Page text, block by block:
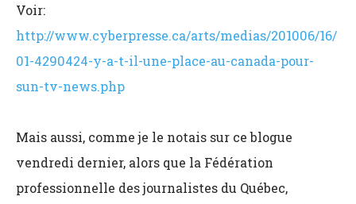
Voir:
http://www.cyberpresse.ca/arts/medias/201006/16/
01-4290424-y-a-t-il-une-place-au-canada-pour-
sun-tv-news.php
Mais aussi, comme je le notais sur ce blogue
vendredi dernier, alors que la Fédération
professionnelle des journalistes du Québec,